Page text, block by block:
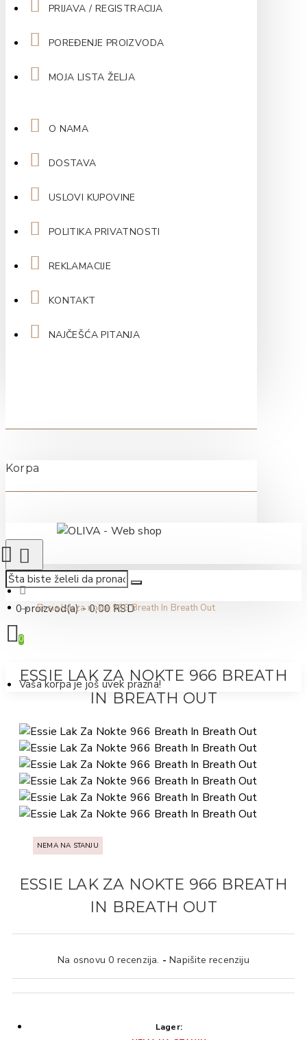
PRIJAVA / REGISTRACIJA
POREĐENJE PROIZVODA
MOJA LISTA ŽELJA
O NAMA
DOSTAVA
USLOVI KUPOVINE
POLITIKA PRIVATNOSTI
REKLAMACIJE
KONTAKT
NAJČEŠĆA PITANJA
Korpa
0 proizvod(a) - 0,00 RSD
0
Vaša korpa je još uvek prazna!
Essie lak za nokte 966 Breath In Breath Out
ESSIE LAK ZA NOKTE 966 BREATH
IN BREATH OUT
NEMA NA STANJU
ESSIE LAK ZA NOKTE 966 BREATH
IN BREATH OUT
Na osnovu 0 recenzija. - Napišite recenziju
Lager: